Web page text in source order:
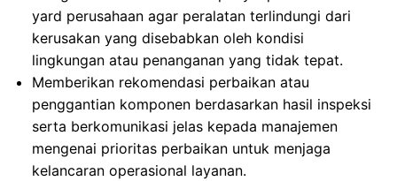
yard perusahaan agar peralatan terlindungi dari
kerusakan yang disebabkan oleh kondisi
lingkungan atau penanganan yang tidak tepat.
Memberikan rekomendasi perbaikan atau
penggantian komponen berdasarkan hasil inspeksi
serta berkomunikasi jelas kepada manajemen
mengenai prioritas perbaikan untuk menjaga
kelancaran operasional layanan.